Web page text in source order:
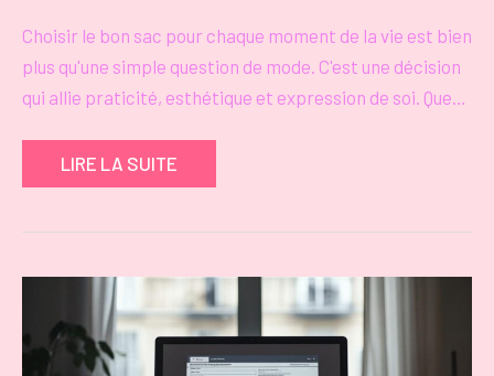
Choisir le bon sac pour chaque moment de la vie est bien
plus qu'une simple question de mode. C'est une décision
qui allie praticité, esthétique et expression de soi. Que…
LIRE LA SUITE